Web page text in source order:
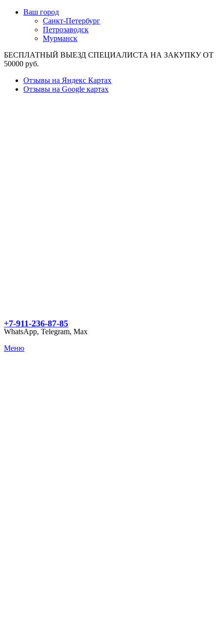
Ваш город
Санкт-Петербург
Петрозаводск
Мурманск
БЕСПЛАТНЫЙ ВЫЕЗД СПЕЦИАЛИСТА НА ЗАКУПКУ ОТ
50000 руб.
Отзывы на Яндекс Картах
Отзывы на Google картах
+7-911-236-87-85
WhatsApp, Telegram, Max
Меню